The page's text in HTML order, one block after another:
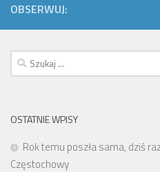
OBSERWUJ:
Szukaj:
OSTATNIE WPISY
Rok temu poszła sama, dziś
Częstochowy